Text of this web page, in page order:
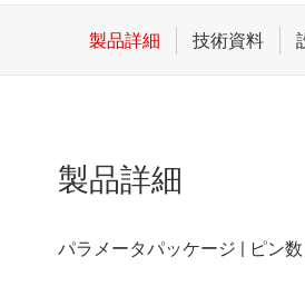
ダイ / ウ
製品詳細